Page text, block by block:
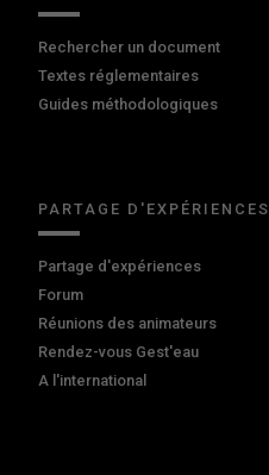
Rechercher un document
Textes réglementaires
Guides méthodologiques
PARTAGE D'EXPÉRIENCES
Partage d'expériences
Forum
Réunions des animateurs
Rendez-vous Gest'eau
A l'international